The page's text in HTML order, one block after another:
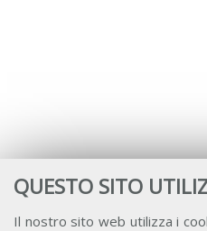
QUESTO SITO
Il nostro sito web utilizza i